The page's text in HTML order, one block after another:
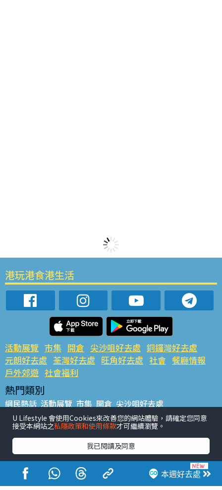
本週好去處
港玩港食港生活
活動展覽 市集 開倉 尖沙咀好去處 銅鑼灣好去處
元朗好去處 荃灣好去處 旺角好去處 社會 餐廳情報
戶外郊遊 社會福利
熱門類別
網民熱話 活動展覽 市集 開倉 尖沙咀好去處
銅鑼灣好去處 元朗好去處 荃灣好去處 旺角好去處 社會
餐廳情報 戶外郊遊
熱門標籤
#UGO搵好去處 #人氣活動推介 #美食社群熱話
#親子玩樂好去處
#ULifestyle應用程式
#限時搶
#UJetso禮物放送
#ULifestyle商戶中心 #著數
U Lifestyle 會使用Cookies來改善您的網站體驗，請確定您同意
接受本網站之私隱政策和使用條款才可繼續瀏覽。
我已閱讀及同意